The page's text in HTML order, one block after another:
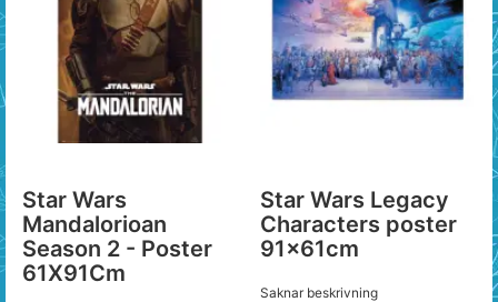
Star Wars
Mandalorioan
Season 2 - Poster
61X91Cm
Star Wars Legacy
Characters poster
91x61cm
Saknar beskrivning